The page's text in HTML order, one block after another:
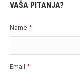
VAŠA PITANJA?
Name *
Email *